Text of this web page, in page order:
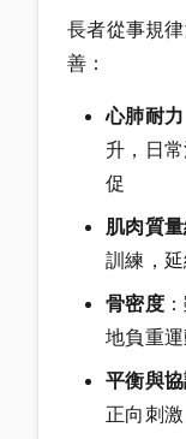
長者從事規
善：
心肺耐力
升，日
促
肌肉質
訓練，
骨密度
地負重
平衡與
正向刺激